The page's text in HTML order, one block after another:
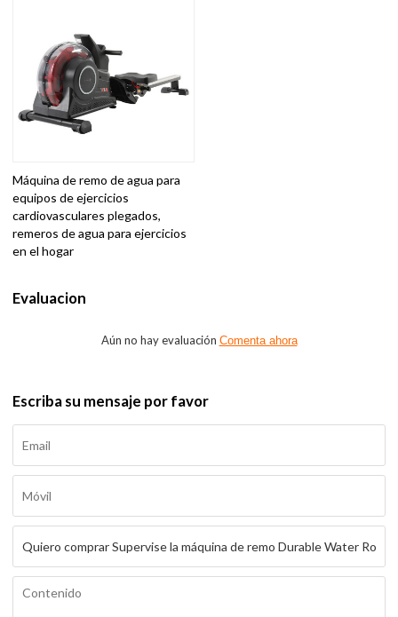
Máquina de remo de agua para
equipos de ejercicios
cardiovasculares plegados,
remeros de agua para ejercicios
en el hogar
Evaluacion
Aún no hay evaluación Comenta ahora
Escriba su mensaje por favor